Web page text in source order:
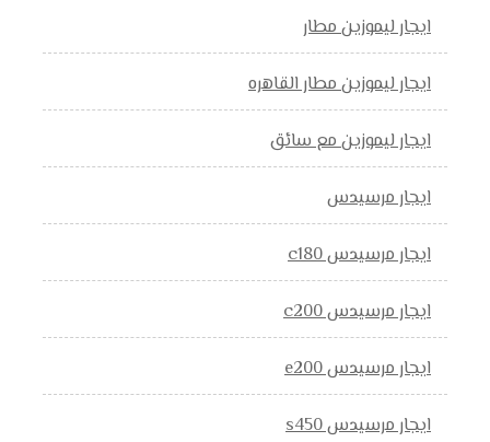
ايجار ليموزين مطار
ايجار ليموزين مطار القاهره
ايجار ليموزين مع سائق
ايجار مرسيدس
ايجار مرسيدس c180
ايجار مرسيدس c200
ايجار مرسيدس e200
ايجار مرسيدس s450